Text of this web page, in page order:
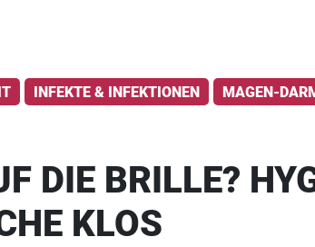
INFEKTE & INFEKTIONEN MAGEN-
DIE BRILLE?
KLOS